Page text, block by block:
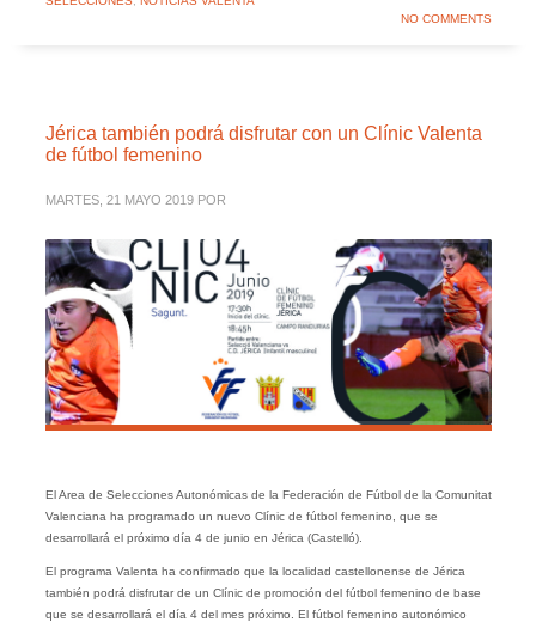
NO COMMENTS
Jérica también podrá disfrutar con un Clínic Valenta
de fútbol femenino
MARTES, 21 MAYO 2019 POR
El Area de Selecciones Autonómicas de la Federación de Fútbol de la Comunitat
Valenciana ha programado un nuevo Clínic de fútbol femenino, que se
desarrollará el próximo día 4 de junio en Jérica (Castelló).
El programa Valenta ha confirmado que la localidad castellonense de Jérica
también podrá disfrutar de un Clínic de promoción del fútbol femenino de base
que se desarrollará el día 4 del mes próximo. El fútbol femenino autonómico